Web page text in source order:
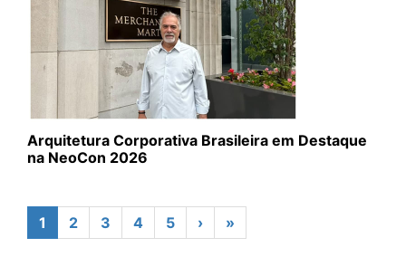
Arquitetura Corporativa Brasileira em Destaque
na NeoCon 2026
1 2 3 4 5 › »